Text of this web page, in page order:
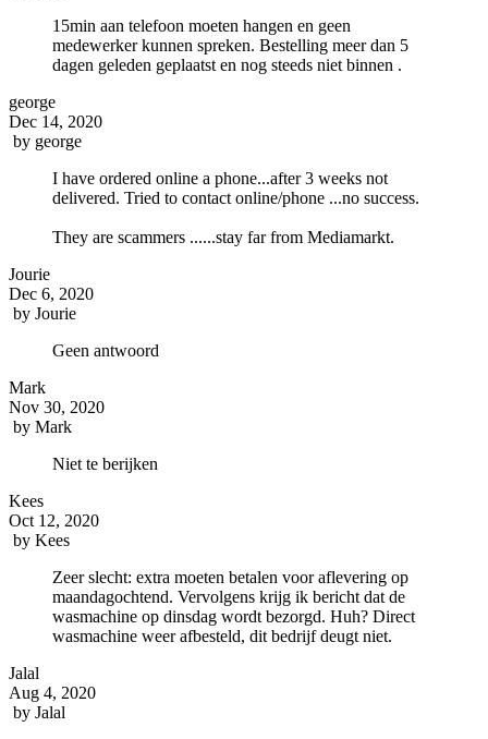
15min aan telefoon moeten hangen en geen
medewerker kunnen spreken. Bestelling meer dan 5
dagen geleden geplaatst en nog steeds niet binnen .
george
Dec 14, 2020
by george
I have ordered online a phone...after 3 weeks not
delivered. Tried to contact online/phone ...no success.
They are scammers ......stay far from Mediamarkt.
Jourie
Dec 6, 2020
by Jourie
Geen antwoord
Mark
Nov 30, 2020
by Mark
Niet te berijken
Kees
Oct 12, 2020
by Kees
Zeer slecht: extra moeten betalen voor aflevering op
maandagochtend. Vervolgens krijg ik bericht dat de
wasmachine op dinsdag wordt bezorgd. Huh? Direct
wasmachine weer afbesteld, dit bedrijf deugt niet.
Jalal
Aug 4, 2020
by Jalal